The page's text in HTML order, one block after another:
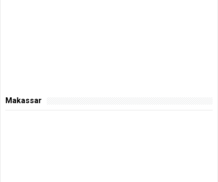
Makassar